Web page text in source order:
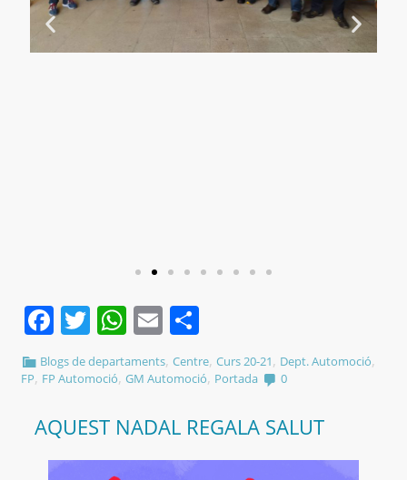
Facebook
Twitter
WhatsApp
Email
Blogs de departaments,Centre,Curs 20-21, Dept. Automoció,
FP, FP Automoció, GM Automoció, Portada 0
AQUEST NADAL REGALA SALUT